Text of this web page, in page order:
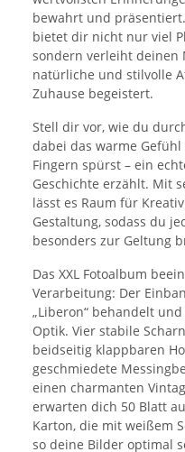
bewahrt und
bietet dir nicht nur viel
sondern verleiht deinen
natürliche und stilvolle
Zuhause begeistert.
Stell dir vor, wie du
dabei das warme
Fingern spürst – ein
Geschichte erzählt. Mit
lässt es Raum für
Gestaltung, sodass du
besonders zur Geltung
Das XXL Fotoalbum
Verarbeitung: Der
„Liberon“ behandelt
Optik. Vier stabile
beidseitig klappbaren
geschmiedete
einen charmanten
erwarten dich 50 Blatt
Karton, die mit weißem
so deine Bilder optimal